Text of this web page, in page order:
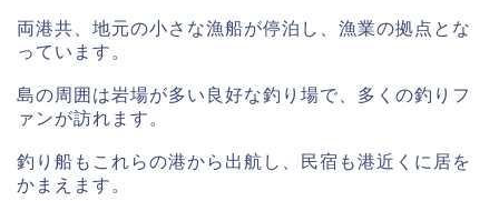
両港共、地元の小さな漁船が停泊し、漁業の拠点とな
っています。
島の周囲は岩場が多い良好な釣り場で、多くの釣りフ
ァンが訪れます。
釣り船もこれらの港から出航し、民宿も港近くに居を
かまえます。